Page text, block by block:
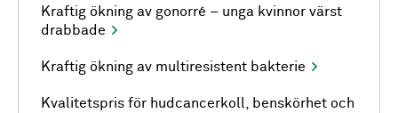
Kraftig ökning av gonorré – unga kvinnor värst
drabbade
Kraftig ökning av multiresistent bakterie
Kvalitetspris för hudcancerkoll, benskörhet och